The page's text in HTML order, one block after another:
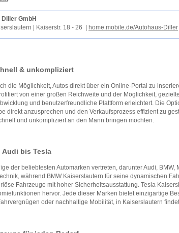
GmbH
| Kaiserstr. 18 - 26 |
home.mobile.de/Autohaus-Diller
& unkompliziert
die Möglichkeit, Autos direkt über ein Online-Portal zu
von einer großen Reichweite und der Möglichkeit,
und benutzerfreundliche Plattform erleichtert. Die
direkt anzusprechen und den Verkaufsprozess effizient zu
und unkompliziert an den Mann bringen möchten.
Audi bis Tesla
der beliebtesten Automarken vertreten, darunter Audi,
während BMW Kaiserslautern für seine dynamischen
Fahrzeuge mit hoher Sicherheitsausstattung. Tesla
hervor. Jede dieser Marken bietet einzigartige
oder nachhaltige Mobilität, in Kaiserslautern